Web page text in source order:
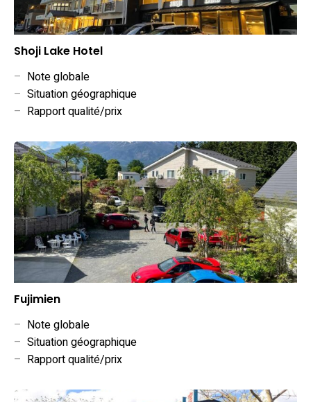
Shoji Lake Hotel
– Note globale
– Situation géographique
– Rapport qualité/prix
Fujimien
– Note globale
– Situation géographique
– Rapport qualité/prix